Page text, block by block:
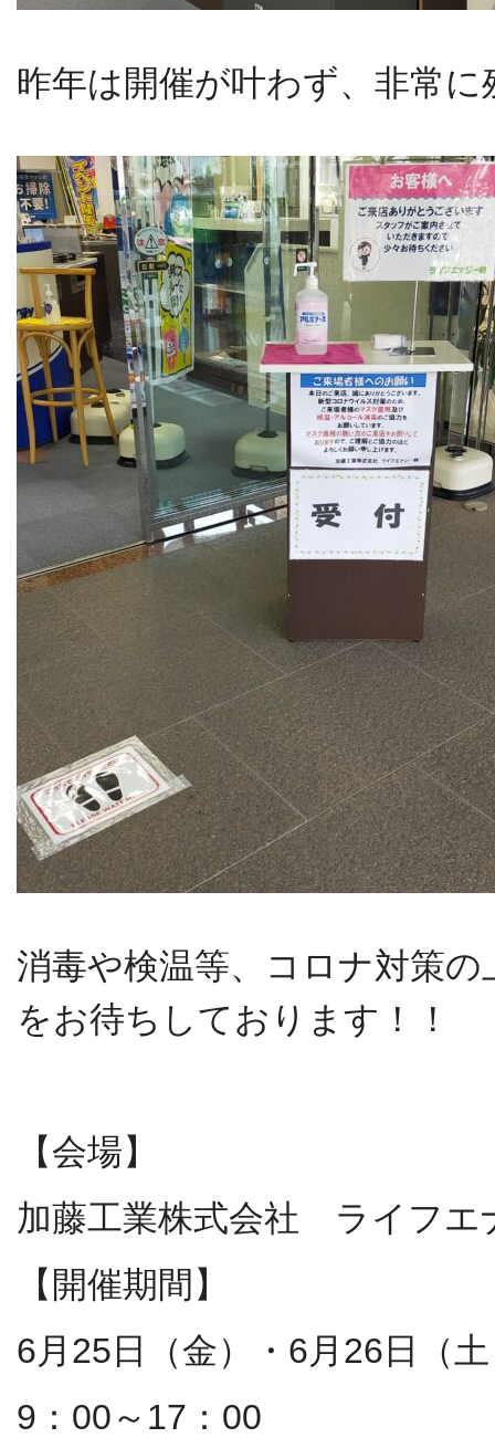
昨年は開催が叶わず、非常
消毒や検温等、コロナ対策
をお待ちしております！！
【会場】
加藤工業株式会社 ライフエ
【開催期間】
6月25日（金）・6月26日（
9：00～17：00